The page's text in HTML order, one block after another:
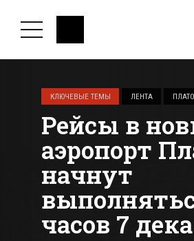
КЛЮЧЕВЫЕ ТЕМЫ ЛЕНТА
Рейсы в
аэропорт
начнут
часов 7